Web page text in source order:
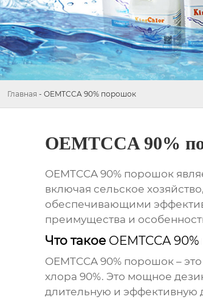
Главная - OEMTCCA 90% порошок
OEMTCCA 90%
OEMTCCA 90% порошок
включая сельское
обеспечивающими
преимущества и
Что такое OEMTCCA
OEMTCCA 90% порошок–
хлора 90%. Это мощное
длительную и эффективную